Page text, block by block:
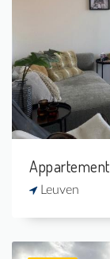
Appartement
Leuven